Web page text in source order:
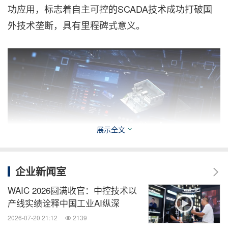
功应用，标志着自主可控的SCADA技术成功打破国
外技术垄断，具有里程碑式意义。
在为世界一流企业服务的过程中，中控InPlant
SCADA已锻造出能够支撑起数十个分厂、上万台设
备、上千万点综合监控的能力，全面支撑大型企业生
产数字化转型。
展示全文
企业新闻室
WAIC 2026圆满收官：中控技术以
产线实绩诠释中国工业AI纵深
2026-07-20 21:12 2139